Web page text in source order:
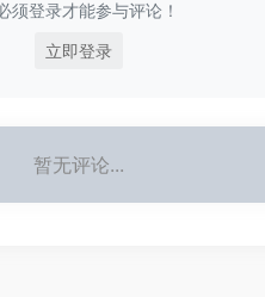
须登录才能参与评论！
立即登录
暂无评论...